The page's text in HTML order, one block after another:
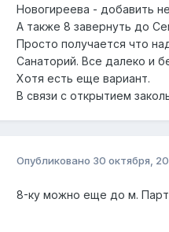
Новогиреева - добавить
А также 8 завернуть до
Просто получается что
Санаторий. Все далеко и
Хотя есть еще вариант.
В связи с открытием
Опубликовано 30 октября,
8-ку можно еще до м.